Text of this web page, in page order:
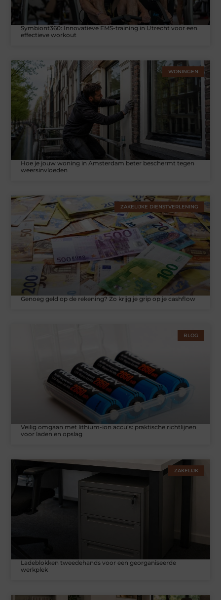
Symbiont360: Innovatieve EMS-training in Utrecht voor een
effectieve workout
WONINGEN
Hoe je jouw woning in Amsterdam beter beschermt tegen
weersinvloeden
ZAKELIJKE DIENSTVERLENING
Genoeg geld op de rekening? Zo krijg je grip op je cashflow
BLOG
Veilig omgaan met lithium-ion accu's: praktische richtlijnen
voor laden en opslag
ZAKELIJK
Ladeblokken tweedehands voor een georganiseerde
werkplek